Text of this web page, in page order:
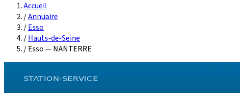
Accueil
/Annuaire
/Esso
/Hauts-de-Seine
/Esso — NANTERRE